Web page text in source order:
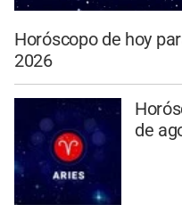
Horóscopo de hoy
2026
de